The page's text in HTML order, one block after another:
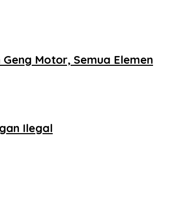
Motor, Semua Elemen
Ilegal